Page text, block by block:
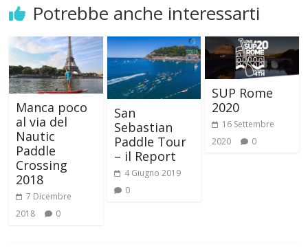
Potrebbe anche interessarti
Manca poco
al via del
Nautic
Paddle
Crossing
2018
7 Dicembre
2018
0
San
Sebastian
Paddle Tour
– il Report
4 Giugno 2019
0
SUP Rome
2020
16 Settembre
2020
0